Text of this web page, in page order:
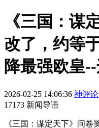
《三国：谋
改了，约等
降最强欧皇
2026-02-25 14:06:36 神评论
17173 新闻导语
《三国：谋定天下》问